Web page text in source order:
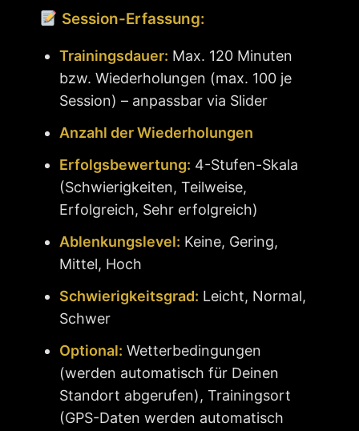
Session-Erfassung:
Trainingsdauer: Max. 120 Minuten
bzw. Wiederholungen (max. 100 je
Session) – anpassbar via Slider
Anzahl der Wiederholungen
Erfolgsbewertung: 4-Stufen-Skala
(Schwierigkeiten, Teilweise,
Erfolgreich, Sehr erfolgreich)
Ablenkungslevel: Keine, Gering,
Mittel, Hoch
Schwierigkeitsgrad: Leicht, Normal,
Schwer
Optional: Wetterbedingungen
(werden automatisch für Deinen
Standort abgerufen), Trainingsort
(GPS-Daten werden automatisch